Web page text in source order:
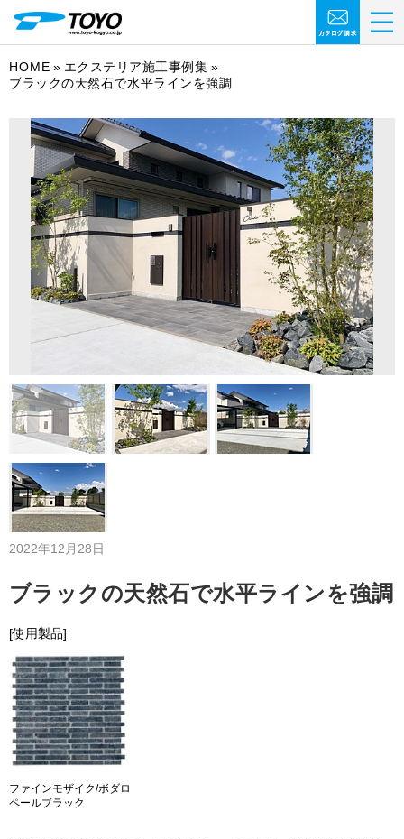
HOME
エクステリア施工事例集
ブラックの天然石で水平ラインを強調
2022年12月28日
ブラックの天然石で水平ラインを強調
[使用製品]
ファインモザイク/ボダロ
ペールブラック